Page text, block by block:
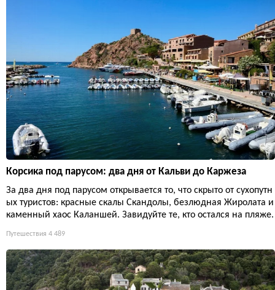
Корсика под парусом: два дня от Кальви до Каржеза
За два дня под парусом открывается то, что скрыто от сухопутн
ых туристов: красные скалы Скандолы, безлюдная Жиролата и
каменный хаос Каланшей. Завидуйте те, кто остался на пляже.
Путешествия 4 489